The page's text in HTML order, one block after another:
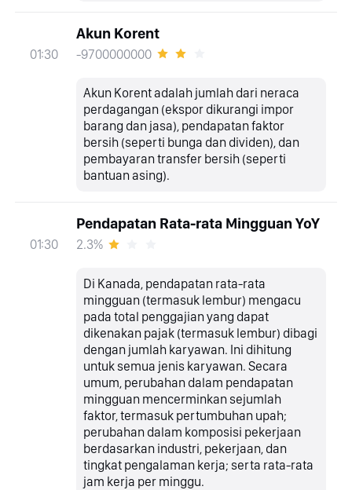
01:30
Akun Korent
-9700000000
Akun Korent adalah jumlah dari neraca
perdagangan (ekspor dikurangi impor
barang dan jasa), pendapatan faktor
bersih (seperti bunga dan dividen), dan
pembayaran transfer bersih (seperti
bantuan asing).
01:30
Pendapatan Rata-rata Mingguan YoY
2.3%
Di Kanada, pendapatan rata-rata
mingguan (termasuk lembur) mengacu
pada total penggajian yang dapat
dikenakan pajak (termasuk lembur) dibagi
dengan jumlah karyawan. Ini dihitung
untuk semua jenis karyawan. Secara
umum, perubahan dalam pendapatan
mingguan mencerminkan sejumlah
faktor, termasuk pertumbuhan upah;
perubahan dalam komposisi pekerjaan
berdasarkan industri, pekerjaan, dan
tingkat pengalaman kerja; serta rata-rata
jam kerja per minggu.